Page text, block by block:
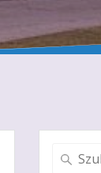
Szukaj: